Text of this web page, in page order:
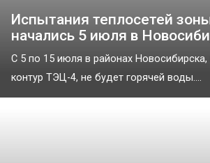
Испытания теплосетей
начались 5 июля в
С 5 по 15 июля в районах
контур ТЭЦ-4, не будет горячей воды....